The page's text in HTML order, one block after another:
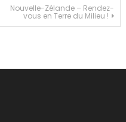
Nouvelle-Zélande – Rendez-
vous en Terre du Milieu !